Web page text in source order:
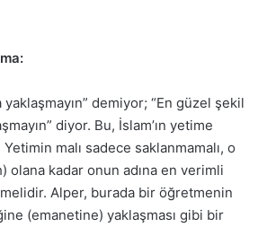
yaklaşmayın” demiyor; “En güzel şekil
diyor. Bu, İslam’ın yetime
malı sadece saklanmamalı, o
olana kadar onun adına en verimli
Alper, burada bir öğretmenin
(emanetine) yaklaşması gibi bir